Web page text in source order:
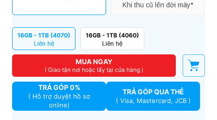
Khi thu cũ lên đời máy*
16GB - 1TB (4070)
Liên hệ
16GB - 1TB (4060)
Liên hệ
MUA NGAY
( Giao tận nơi hoặc lấy tại cửa hàng )
TRẢ GÓP 0%
( Hỗ trợ duyệt hồ sơ
online)
TRẢ GÓP QUA THẺ
( Visa, Mastercard, JCB )